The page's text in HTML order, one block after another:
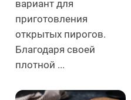
вариант для
приготовления
открытых пирогов.
Благодаря своей
плотной ...